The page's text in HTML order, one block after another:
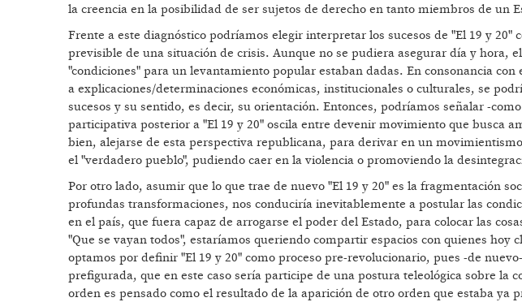
la creencia en la posibilidad de ser sujetos de derecho en tanto miembros de un
Frente a este diagnóstico podríamos elegir interpretar los sucesos de "El 19 y 20"
previsible de una situación de crisis. Aunque no se pudiera asegurar día y hora,
"condiciones" para un levantamiento popular estaban dadas. En consonancia
a explicaciones/determinaciones económicas, institucionales o culturales, se
sucesos y su sentido, es decir, su orientación. Entonces, podríamos señalar -
participativa posterior a "El 19 y 20" oscila entre devenir movimiento que busca
bien, alejarse de esta perspectiva republicana, para derivar en un
el "verdadero pueblo", pudiendo caer en la violencia o promoviendo la
Por otro lado, asumir que lo que trae de nuevo "El 19 y 20" es la fragmentación
profundas transformaciones, nos conduciría inevitablemente a postular las
en el país, que fuera capaz de arrogarse el poder del Estado, para colocar las
"Que se vayan todos", estaríamos queriendo compartir espacios con quienes hoy
optamos por definir "El 19 y 20" como proceso pre-revolucionario, pues -de
prefigurada, que en este caso sería participe de una postura teleológica sobre la
orden es pensado como el resultado de la aparición de otro orden que estaba ya